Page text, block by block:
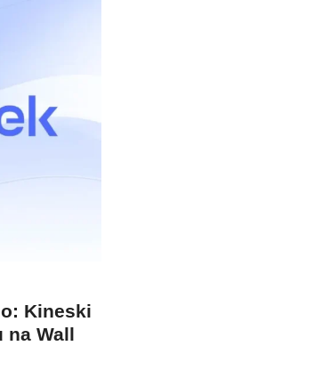
Kineski
na Wall